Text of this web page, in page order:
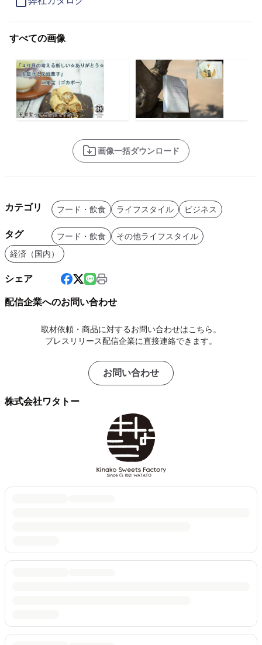
すべての画像
画像一括ダウンロード
カテゴリ フード・飲食 ライフスタイル ビジネス
タグ フード・飲食
その他ライフスタイル
経済（国内）
シェア
配信企業へのお問い合わせ
取材依頼・商品に対するお問い合わせはこちら。
プレスリリース配信企業に直接連絡できます。
お問い合わせ
株式会社ワタトー